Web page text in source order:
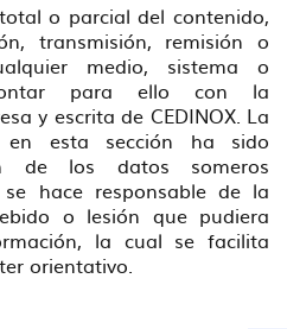
o parcial del contenido,
transmisión, remisión o
medio, sistema o
para ello con la
y escrita de CEDINOX. La
en esta sección ha sido
de los datos someros
hace responsable de la
o lesión que pudiera
la cual se facilita
orientativo.